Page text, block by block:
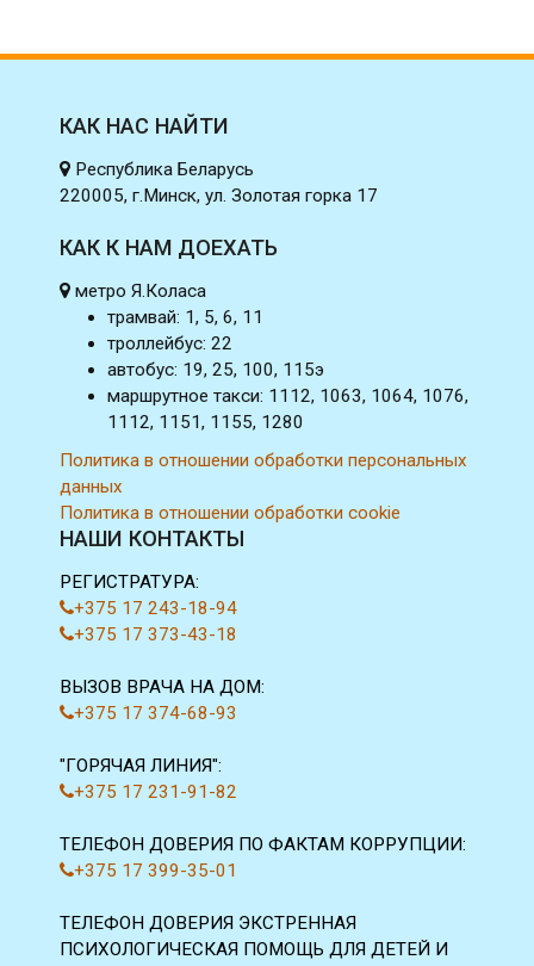
КАК НАС НАЙТИ
Республика Беларусь
220005, г.Минск, ул. Золотая горка 17
КАК К НАМ ДОЕХАТЬ
метро Я.Коласа
трамвай: 1, 5, 6, 11
троллейбус: 22
автобус: 19, 25, 100, 115э
маршрутное такси: 1112, 1063, 1064, 1076,
1112, 1151, 1155, 1280
Политика в отношении обработки персональных
данных
Политика в отношении обработки cookie
НАШИ КОНТАКТЫ
РЕГИСТРАТУРА:
+375 17 243-18-94
+375 17 373-43-18
ВЫЗОВ ВРАЧА НА ДОМ:
+375 17 374-68-93
"ГОРЯЧАЯ ЛИНИЯ":
+375 17 231-91-82
ТЕЛЕФОН ДОВЕРИЯ ПО ФАКТАМ КОРРУПЦИИ:
+375 17 399-35-01
ТЕЛЕФОН ДОВЕРИЯ ЭКСТРЕННАЯ
ПСИХОЛОГИЧЕСКАЯ ПОМОЩЬ ДЛЯ ДЕТЕЙ И